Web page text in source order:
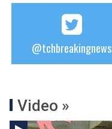
@tchbreakingnews
Video »